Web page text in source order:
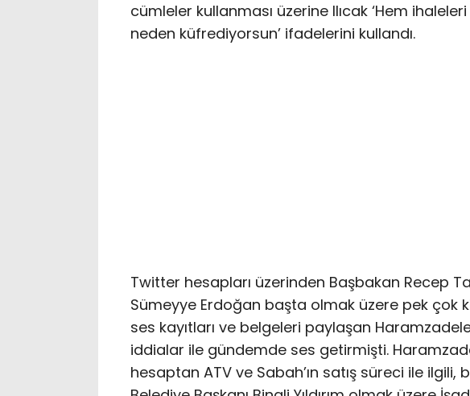
cümleler kullanması üzerine Ilıcak ‘Hem
neden küfrediyorsun’ ifadelerini kullandı.
Twitter hesapları üzerinden Başbakan Recep
Sümeyye Erdoğan başta olmak üzere pek çok
ses kayıtları ve belgeleri paylaşan
iddialar ile gündemde ses getirmişti.
hesaptan ATV ve Sabah’ın satış süreci ile ilgili,